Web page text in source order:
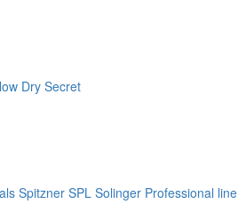
Dry Secret
Spitzner SPL Solinger Professional line